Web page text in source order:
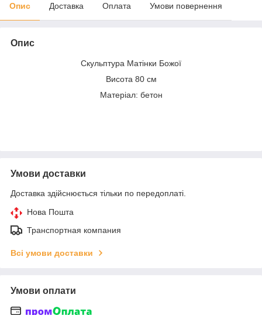
Опис Доставка Оплата Умови повернення
Опис
Скульптура Матінки Божої
Висота 80 см
Матеріал: бетон
Умови доставки
Доставка здійснюється тільки по передоплаті.
Нова Пошта
Транспортная компания
Всі умови доставки
Умови оплати